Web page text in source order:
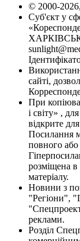
© 2000-
Суб'єкт у
сайті,
При
і світу» ,
відкрите
Посилання
повного або
розміщена в
матеріалу.
Новини з
"Регіони",
реклами.
Розділ